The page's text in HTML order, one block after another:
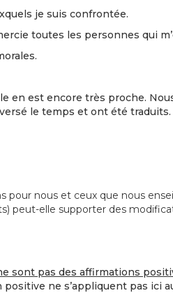
je suis confrontée.
toutes les personnes qui
en est encore très proche.
le temps et ont été traduits.
pour nous et ceux que nous
peut-elle supporter des
sont pas des affirmations
ne s’appliquent pas